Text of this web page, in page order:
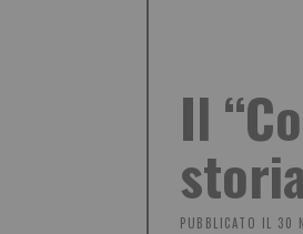
Il
PUBBLICATO IL 30